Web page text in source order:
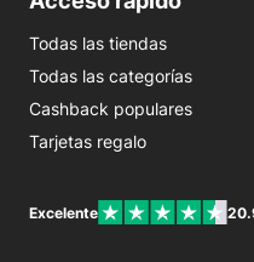
Todas las tiendas
Todas las categorías
Cashback populares
Tarjetas regalo
Excelente